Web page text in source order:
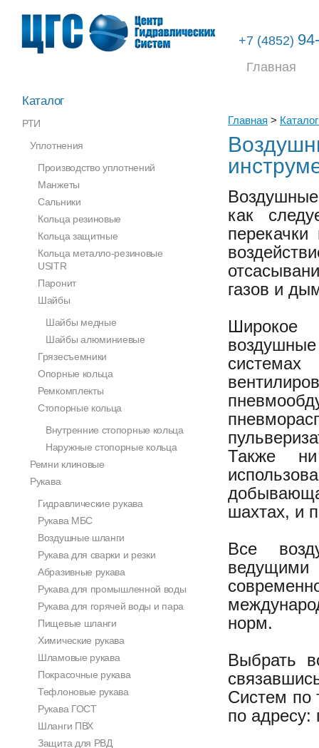
+7 (4852)
Главная
Главная >
как
газов и
Широкое
системах
Также
шахтах, и
Все
норм.
Выбрать
Систем по
по адресу:
Каталог
РТИ
Уплотнения
Производство уплотнений
Манжеты
Сальники
Кольца резиновые
Кольца защитные
Кольца металло-резиновые
USITR
Паронит
Шайбы
Шайбы медные
Шайбы алюминиевые
Грязесъемники
Опорные кольца
Ремкомплекты
Стопорные кольца
Внутренние стопорные кольца
Наружные стопорные кольца
Ремни клиновые
Рукава
Гидравлические рукава
Рукава МБС
Воздушные шланги
Рукава для сварки и резки
Абразивные рукава
Рукава для промышленной воды
Рукава для горячей воды и пара
Пищевые шланги
Химические рукава
Шламовые рукава
Покрасочные рукава
Тефлоновые рукава
Рукава ГОСТ
Шланги ПВХ
Защита для РВД